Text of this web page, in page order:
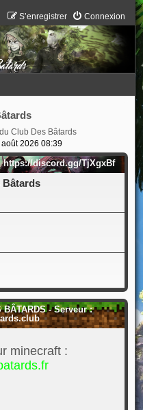
Connexion
S’enregistrer
Club Des Bâtards
2026 08:39
https://discord.gg/TjXgxBf
Bâtards
BÂTARDS - Serveur :
minecraft :